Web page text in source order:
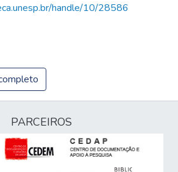
handle/10/28586
PARCEIROS